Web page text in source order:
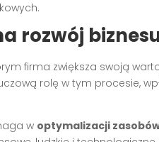
rozwój
firma zwiększa swoją
rolę w tym procesie,
w optymalizacji